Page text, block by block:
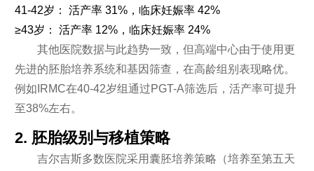
41-42岁： 活产率 31%，临床妊娠率 42%
≥43岁： 活产率 12%，临床妊娠率 24%
其他医院数据与此趋势一致，但高端中心由于使用更
先进的胚胎培养系统和基因筛查，在高龄组别表现略优。
例如IRMC在40-42岁组通过PGT-A筛选后，活产率可提升
至38%左右。
2. 胚胎级别与移植策略
吉尔吉斯多数医院采用囊胚培养策略（培养至第五天